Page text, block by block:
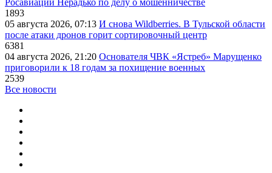
Росавиации Нерадько по делу о мошенничестве
1893
05 августа 2026, 07:13 И снова Wildberries. В Тульской области
после атаки дронов горит сортировочный центр
6381
04 августа 2026, 21:20 Основателя ЧВК «Ястреб» Марущенко
приговорили к 18 годам за похищение военных
2539
Все новости